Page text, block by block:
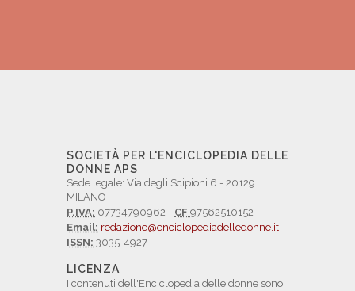
SOCIETÀ PER L'ENCICLOPEDIA DELLE
DONNE APS
Sede legale: Via degli Scipioni 6 - 20129
MILANO
P.IVA: 07734790962 - CF 97562510152
Email: redazione@enciclopediadelledonne.it
ISSN: 3035-4927
LICENZA
I contenuti dell'Enciclopedia delle donne sono